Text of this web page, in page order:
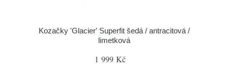
Kozačky 'Glacier' Superfit šedá / antracitová /
limetková
1 999 Kč